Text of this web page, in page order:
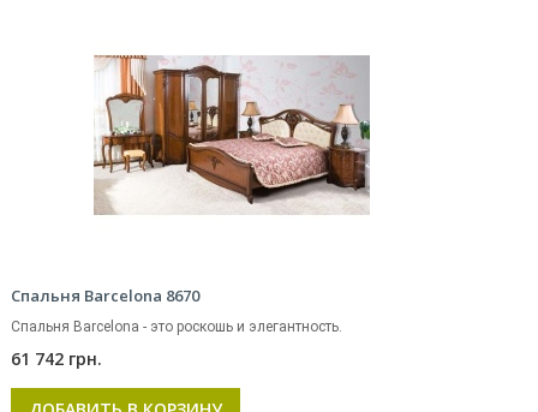
Спальня Barcelona 8670
Спальня Barcelona - это роскошь и элегантность.
61 742 грн.